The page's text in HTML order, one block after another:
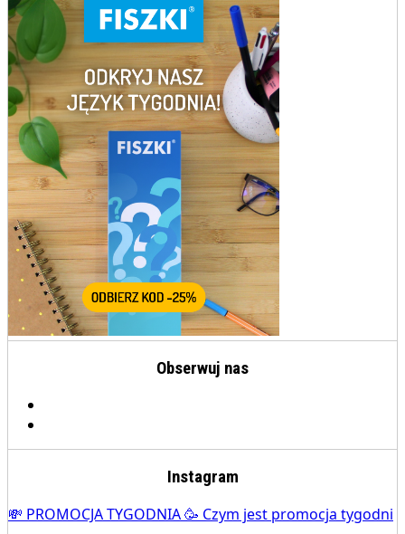
Obserwuj nas
Instagram
💸 PROMOCJA TYGODNIA 🥳 Czym jest promocja tygodni